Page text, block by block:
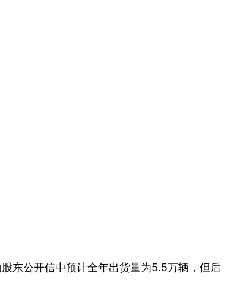
东公开信中预计全年出货量为5.5万辆，但后